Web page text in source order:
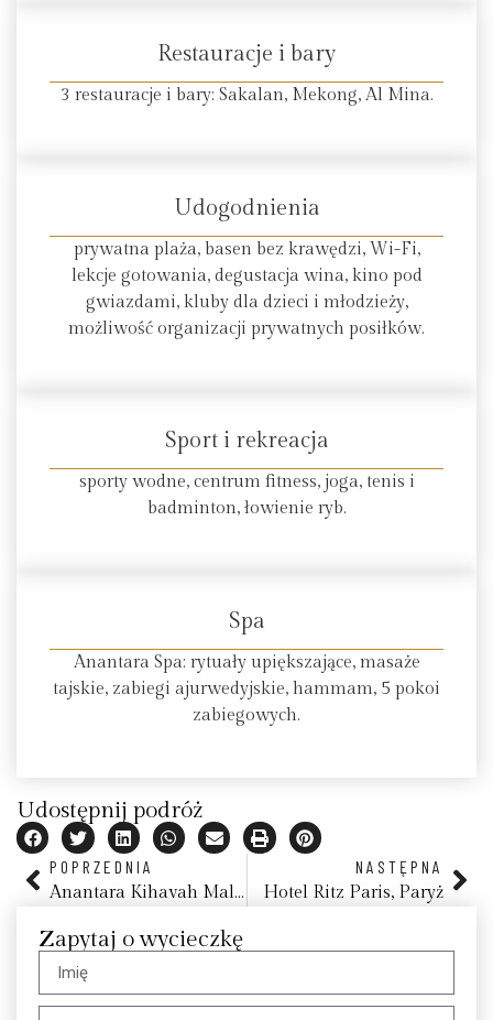
Restauracje i bary
3 restauracje i bary: Sakalan, Mekong, Al Mina.
Udogodnienia
prywatna plaża, basen bez krawędzi, Wi-Fi,
lekcje gotowania, degustacja wina, kino pod
gwiazdami, kluby dla dzieci i młodzieży,
możliwość organizacji prywatnych posiłków.
Sport i rekreacja
sporty wodne, centrum fitness, joga, tenis i
badminton, łowienie ryb.
Spa
Anantara Spa: rytuały upiększające, masaże
tajskie, zabiegi ajurwedyjskie, hammam, 5 pokoi
zabiegowych.
Udostępnij podróż
POPRZEDNIA
Anantara Kihavah Maldives Villas
NASTĘPNA
Hotel Ritz Paris, Paryż
Zapytaj o wycieczkę